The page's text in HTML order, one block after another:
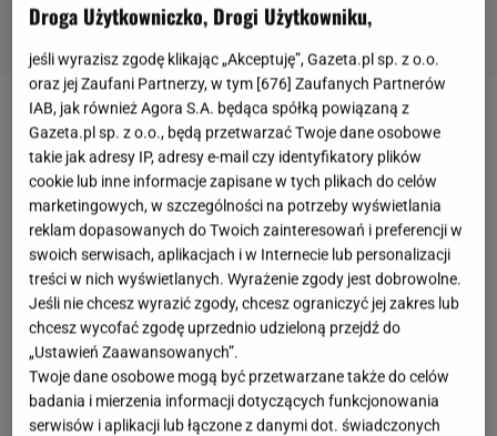
Kubki z uroczymi motywami na lato
Nie ma lepszego sposobu na rozpoczęcie dnia niż
poranna kawa wypita z kubka w przepięknym
pastelowym kolorze i o ciekawym designie albo
takim z motywem typowo wakacyjnym. A jeszcze
degustowana wśród natury - w ogrodzie czy na
tarasie...bajka! W Sinsay czeka na ciebie duży wybór
przeuroczych kubków z motywami wakacyjnymi.
Gwarantują one natychmiastową poprawę humoru.
Droga Użytkowniczko, Drogi Użytkowniku,
jeśli wyrazisz zgodę klikając „Akceptuję”, Gazeta.pl sp. z o.o.
oraz jej Zaufani Partnerzy, w tym [676] Zaufanych Partnerów
IAB, jak również Agora S.A. będąca spółką powiązaną z
Gazeta.pl sp. z o.o., będą przetwarzać Twoje dane osobowe
takie jak adresy IP, adresy e-mail czy identyfikatory plików
cookie lub inne informacje zapisane w tych plikach do celów
marketingowych, w szczególności na potrzeby wyświetlania
reklam dopasowanych do Twoich zainteresowań i preferencji w
swoich serwisach, aplikacjach i w Internecie lub personalizacji
treści w nich wyświetlanych. Wyrażenie zgody jest dobrowolne.
Jeśli nie chcesz wyrazić zgody, chcesz ograniczyć jej zakres lub
chcesz wycofać zgodę uprzednio udzieloną przejdź do
„Ustawień Zaawansowanych”.
Twoje dane osobowe mogą być przetwarzane także do celów
badania i mierzenia informacji dotyczących funkcjonowania
serwisów i aplikacji lub łączone z danymi dot. świadczonych